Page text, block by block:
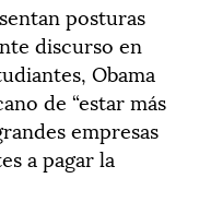
posturas
discurso en
Obama
de “estar más
empresas
a pagar la